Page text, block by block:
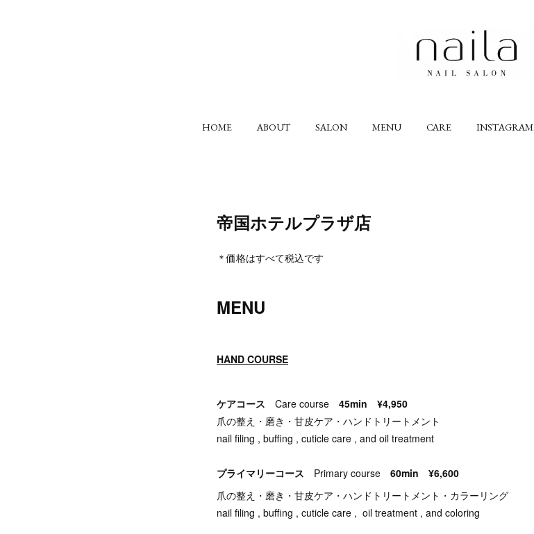
HOME ABOUT SALON MENU CARE INSTAGRAM
帝国ホテルプラザ店
＊価格はすべて税込です
MENU
HAND COURSE
ケアコース Care course 45min ¥4,950
爪の整え・磨き・甘皮ケア・ハンドトリートメント
nail filing , buffing , cuticle care , and oil treatment
プライマリーコース Primary course 60min ¥6,600
爪の整え・磨き・甘皮ケア・ハンドトリートメント・カラーリング
nail filing , buffing , cuticle care , oil treatment , and coloring